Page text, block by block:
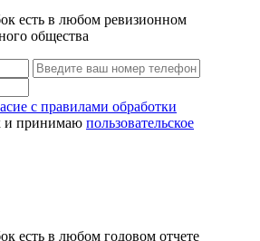
есть в любом ревизионном
общества
с правилами обработки
и принимаю пользовательское
есть в любом годовом отчете